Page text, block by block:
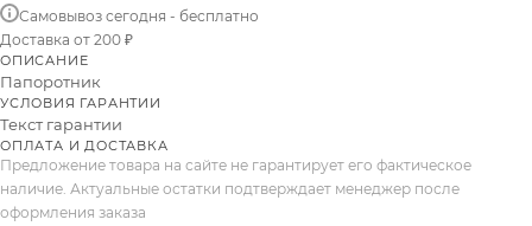
Самовывоз сегодня - бесплатно
Доставка от 200 ₽
ОПИСАНИЕ
Папоротник
УСЛОВИЯ ГАРАНТИИ
Текст гарантии
ОПЛАТА И ДОСТАВКА
Предложение товара на сайте не гарантирует его фактическое
наличие. Актуальные остатки подтверждает менеджер после
оформления заказа